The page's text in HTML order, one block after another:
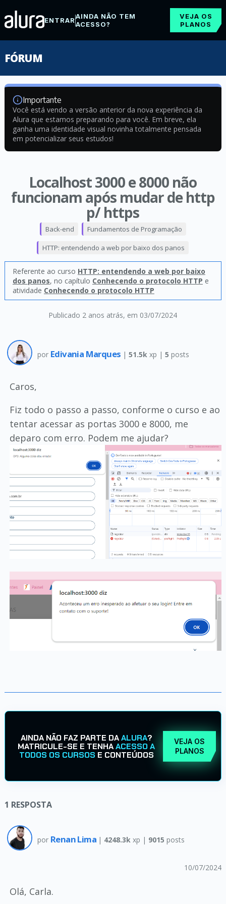
ENTRARAINDA NÃO TEM
ACESSO?
VEJA OS
PLANOS
FÓRUM
Importante
Você está vendo a versão anterior da nova experiência da
Alura que estamos preparando para você. Em breve, ela
ganha uma identidade visual novinha totalmente pensada
em potencializar seus estudos!
Localhost 3000 e 8000 não
funcionam após mudar de http
p/ https
Publicado 2 anos atrás, em 03/07/2024
Back-end Fundamentos de Programação
HTTP: entendendo a web por baixo dos panos
Referente ao curso HTTP: entendendo a web por baixo
dos panos, no capítulo Conhecendo o protocolo HTTP e
atividade Conhecendo o protocolo HTTP
por Edivania Marques | 51.5k xp | 5 posts
Caros,
Fiz todo o passo a passo, conforme o curso e ao
tentar acessar as portas 3000 e 8000, me
deparo com erro. Podem me ajudar?
AINDA NÃO FAZ PARTE DAALURA?
MATRICULE-SE E TENHAACESSO A
TODOS OS CURSOS E CONTEÚDOS
VEJA OS
PLANOS
1 RESPOSTA
por Renan Lima | 4248.3k xp | 9015 posts
10/07/2024
Olá, Carla.